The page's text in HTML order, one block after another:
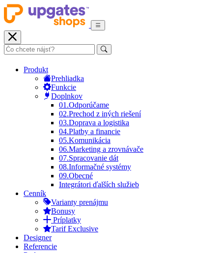
Produkt
Prehliadka
Funkcie
Doplnkov
01.Odporúčame
02.Prechod z iných riešení
03.Doprava a logistika
04.Platby a financie
05.Komunikácia
06.Marketing a zrovnávače
07.Spracovanie dát
08.Informačné systémy
09.Obecné
Integrátori ďalších služieb
Cenník
Varianty prenájmu
Bonusy
Príplatky
Tarif Exclusive
Designer
Referencie